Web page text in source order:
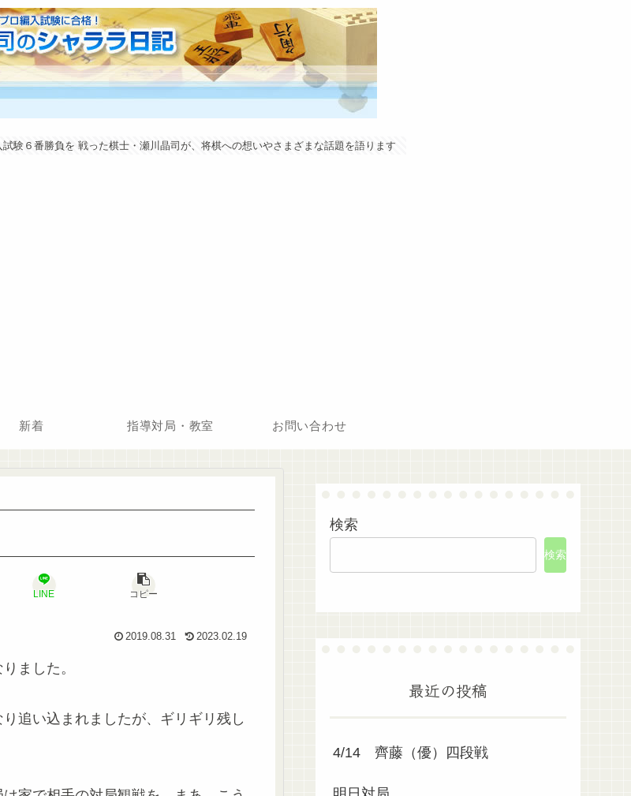
験６番勝負を 戦った棋士・瀬川晶司が、将棋への想いやさまざまな話題を語ります
新着 指導対局・教室 お問い合わせ
LINE コピー
2019.08.31 2023.02.19
ました。
追い込まれましたが、ギリギリ残し
検索
検索
最近の投稿
4/14 齊藤（優）四段戦